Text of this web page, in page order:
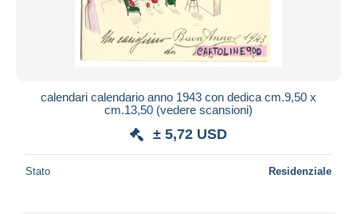
calendari calendario anno 1943 con dedica cm.9,50 x
cm.13,50 (vedere scansioni)
± 5,72 USD
Stato Residenziale